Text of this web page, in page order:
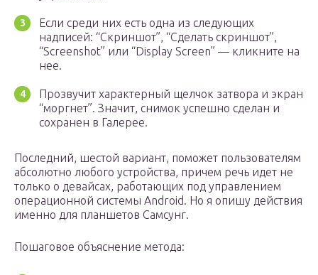
Если среди них есть одна из следующих
надписей: “Скриншот”, “Сделать скриншот”,
“Screenshot” или “Display Screen” — кликните на
нее.
Прозвучит характерный щелчок затвора и экран
“моргнет”. Значит, снимок успешно сделан и
сохранен в Галерее.
Последний, шестой вариант, поможет пользователям
абсолютно любого устройства, причем речь идет не
только о девайсах, работающих под управлением
операционной системы Android. Но я опишу действия
именно для планшетов Самсунг.
Пошаговое объяснение метода: